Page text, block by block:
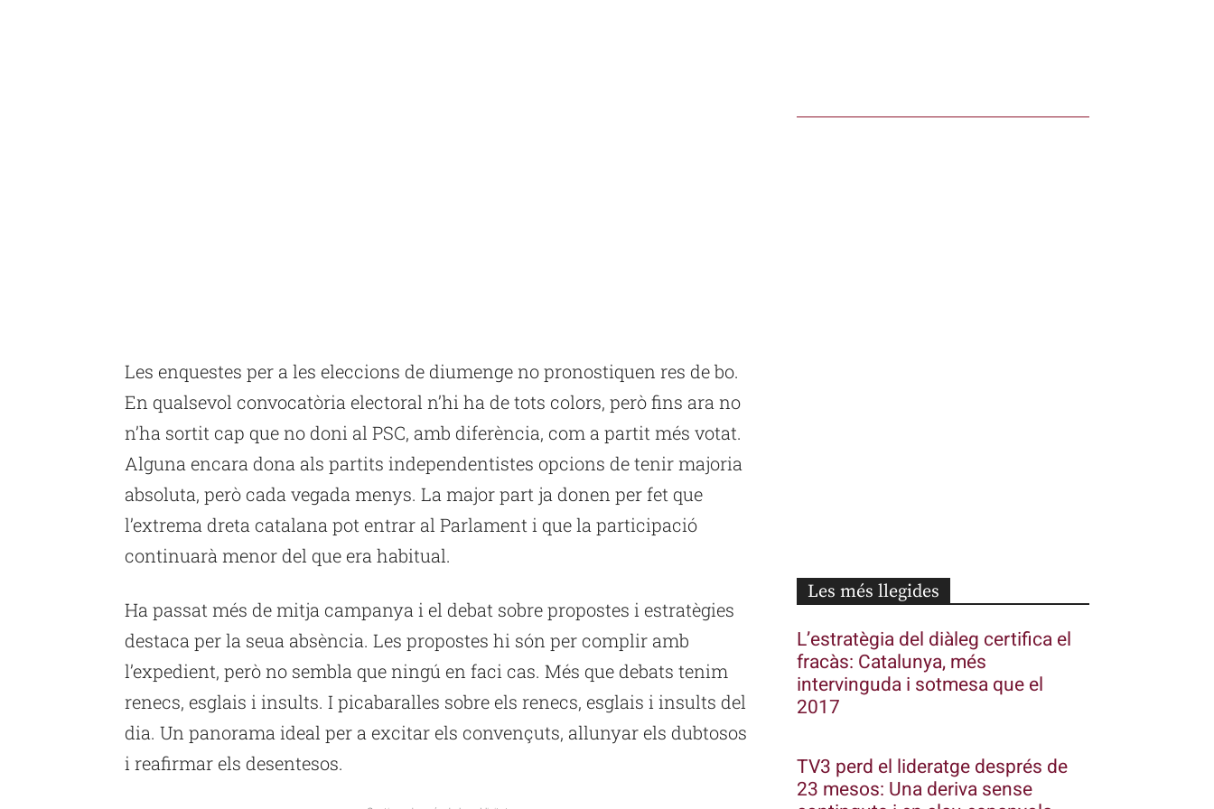
Les enquestes per a les eleccions de diumenge no pronostiquen res de bo.
En qualsevol convocatòria electoral n’hi ha de tots colors, però fins ara no
n’ha sortit cap que no doni al PSC, amb diferència, com a partit més votat.
Alguna encara dona als partits independentistes opcions de tenir majoria
absoluta, però cada vegada menys. La major part ja donen per fet que
l’extrema dreta catalana pot entrar al Parlament i que la participació
continuarà menor del que era habitual.
Ha passat més de mitja campanya i el debat sobre propostes i estratègies
destaca per la seua absència. Les propostes hi són per complir amb
l’expedient, però no sembla que ningú en faci cas. Més que debats tenim
renecs, esglais i insults. I picabaralles sobre els renecs, esglais i insults del
dia. Un panorama ideal per a excitar els convençuts, allunyar els dubtosos
i reafirmar els desentesos.
Les més llegides
L’estratègia del diàleg certifica el
fracàs: Catalunya, més
intervinguda i sotmesa que el
2017
TV3 perd el lideratge després de
23 mesos: Una deriva sense